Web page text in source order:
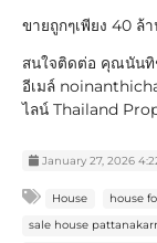
ขายถูกๆเพียง 40 ล้
สนใจติดต่อ คุณนันทิ
อีเมล์
ไลน์ Thailand
January 27, 2026
House
house
sale house